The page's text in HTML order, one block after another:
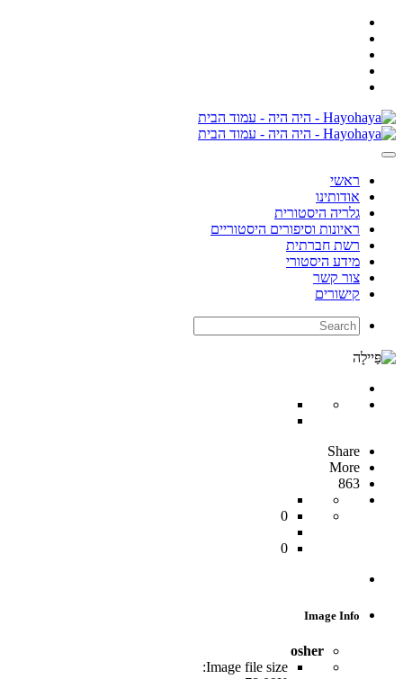
ראשי
אודותינו
גלריה היסטורית
ראיונות וסיפורים היסטוריים
רשת חברתית
מידע היסטורי
צור קשר
קישורים
Share
More
863
0
0
Image Info
osher
Image file size: